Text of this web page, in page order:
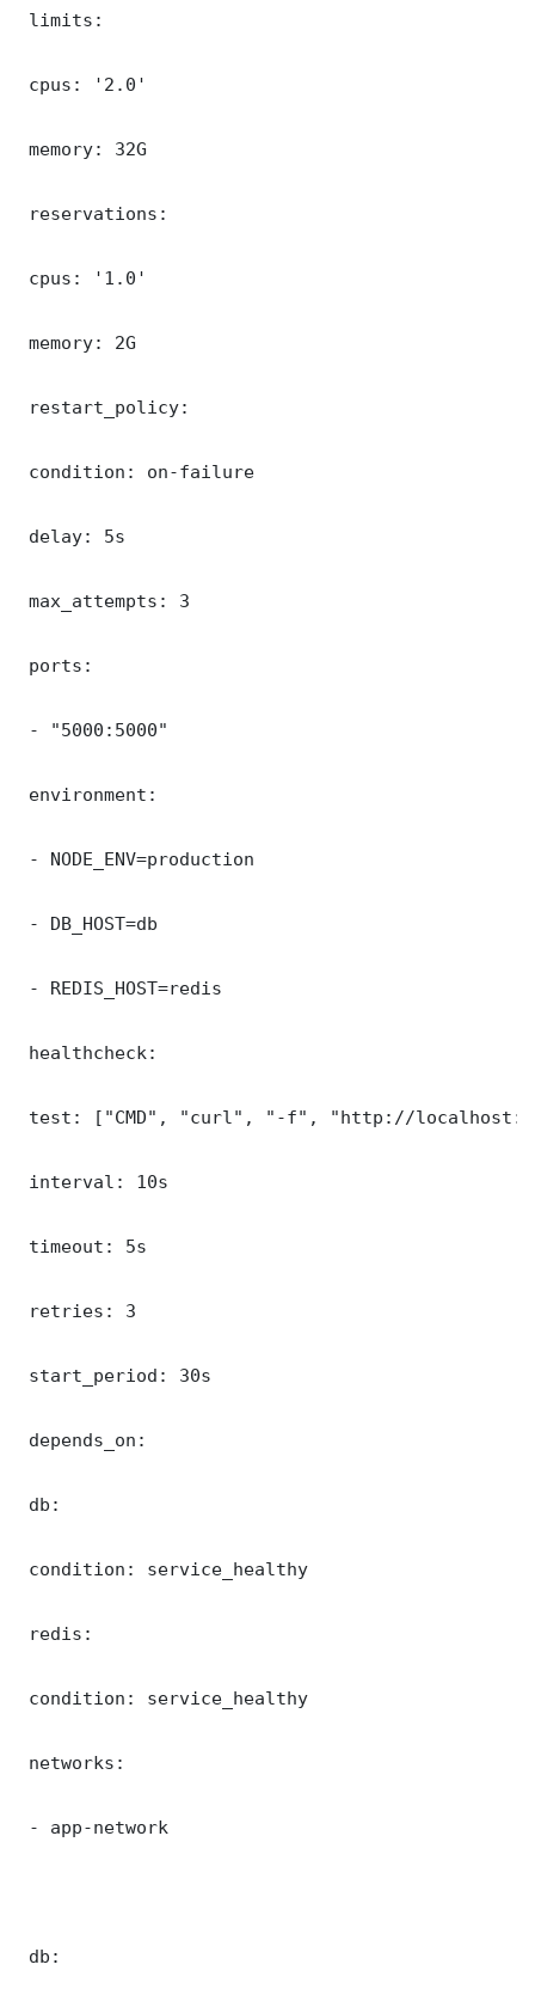
limits:
cpus: '2.0'
memory: 32G
reservations:
cpus: '1.0'
memory: 2G
restart_policy:
condition: on-failure
delay: 5s
max_attempts: 3
ports:
- "5000:5000"
environment:
- NODE_ENV=production
- DB_HOST=db
- REDIS_HOST=redis
healthcheck:
test: ["CMD", "curl", "-f", "http://
interval: 10s
timeout: 5s
retries: 3
start_period: 30s
depends_on:
db:
condition: service_healthy
redis:
condition: service_healthy
networks:
- app-network
db: